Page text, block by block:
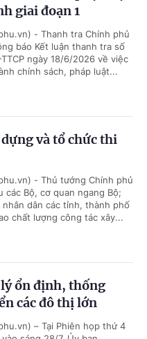
giai đoạn 1
- Thanh tra Chính phủ
báo Kết luận thanh tra số
TTCP ngày 18/6/2026 về việc
chính sách, pháp luật...
và tổ chức thi
- Thủ tướng Chính phủ
các Bộ, cơ quan ngang Bộ;
nhân dân các tỉnh, thành phố
chất lượng công tác xây...
ổn định, thống
các đô thị lớn
– Tại Phiên họp thứ 4